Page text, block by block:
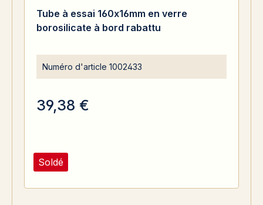
Soldé
Note moyenne de 5 sur 5 étoiles
Tube à essai 160x16mm en verre
borosilicate à bord rabattu
Numéro d'article 1002433
39,38 €